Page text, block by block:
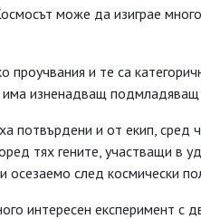
може да изиграе
и те са
има изненадващ
потвърдени и от екип, сред
тях гените, участващи в
осезаемо след космически
интересен експеримент с